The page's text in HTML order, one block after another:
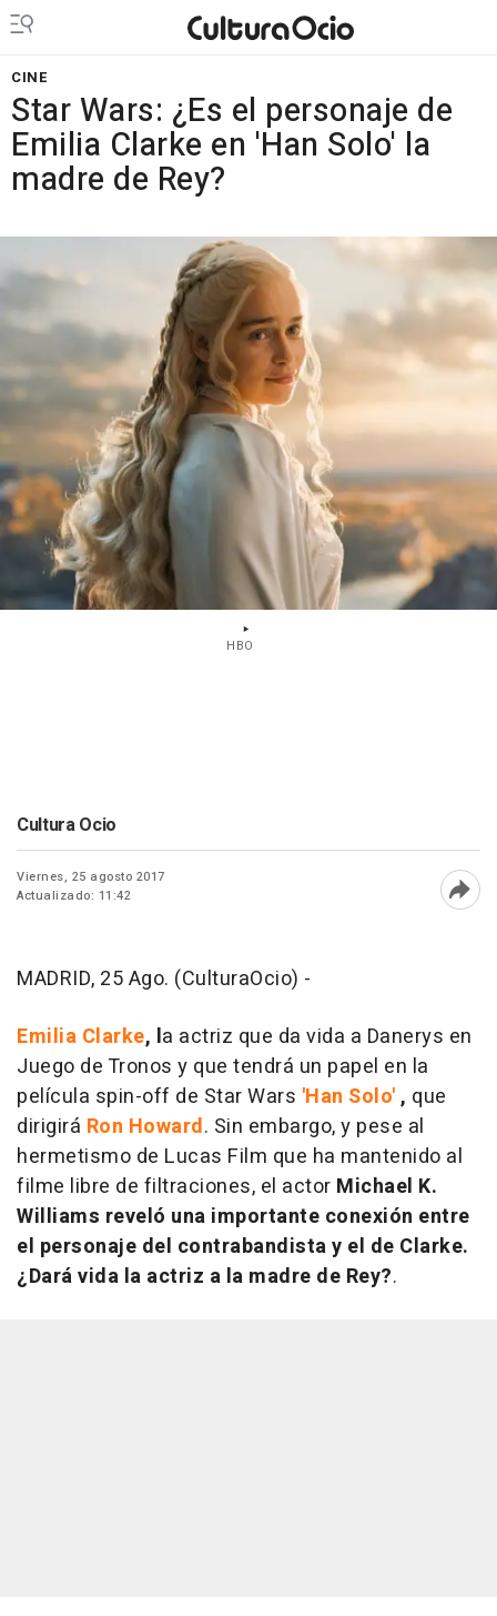
CINE
Star Wars: ¿Es el personaje de
Emilia Clarke en 'Han Solo' la
madre de Rey?
HBO
Cultura Ocio
Viernes, 25 agosto 2017
Actualizado: 11:42
MADRID, 25 Ago. (CulturaOcio) -
Emilia Clarke, la actriz que da vida a Danerys en
Juego de Tronos y que tendrá un papel en la
película spin-off de Star Wars 'Han Solo', que
dirigirá Ron Howard. Sin embargo, y pese al
hermetismo de Lucas Film que ha mantenido al
filme libre de filtraciones, el actor Michael K.
Williams reveló una importante conexión entre
el personaje del contrabandista y el de Clarke.
¿Dará vida la actriz a la madre de Rey?.